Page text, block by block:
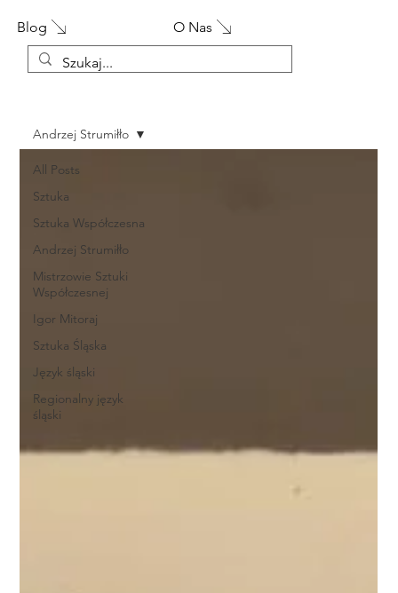
Blog O Nas
All Posts
Sztuka
Sztuka Współczesna
Andrzej Strumiłło
Mistrzowie Sztuki
Współczesnej
Igor Mitoraj
Sztuka Śląska
Język śląski
Regionalny język
śląski
Andrzej Strumiłło